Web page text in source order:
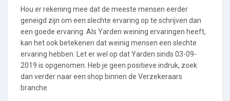
Hou er rekening mee dat de meeste mensen eerder
geneigd zijn om een slechte ervaring op te schrijven dan
een goede ervaring. Als Yarden weining ervaringen heeft,
kan het ook betekenen dat weinig mensen een slechte
ervaring hebben. Let er wel op dat Yarden sinds 03-09-
2019 is opgenomen. Heb je geen positieve indruk, zoek
dan verder naar een shop binnen de Verzekeraars
branche.